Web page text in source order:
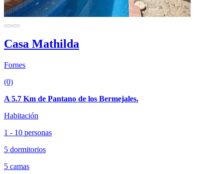
Casa Mathilda
Fornes
(0)
A 5.7 Km de Pantano de los Bermejales.
Habitación
1 - 10 personas
5 dormitorios
5 camas